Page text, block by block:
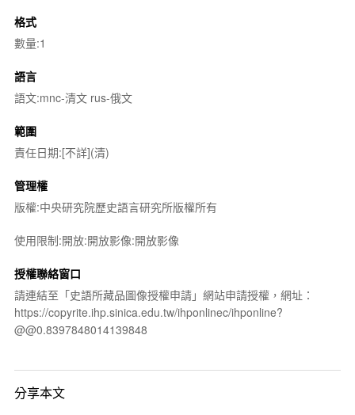
格式
數量:1
語言
語文:mnc-清文 rus-俄文
範圍
責任日期:[不詳](清)
管理權
版權:中央研究院歷史語言研究所版權所有
使用限制:開放:開放影像:開放影像
授權聯絡窗口
請連結至「史語所藏品圖像授權申請」網站申請授權，網址：
https://copyrite.ihp.sinica.edu.tw/ihponlinec/ihponline?
@@0.8397848014139848
分享本文